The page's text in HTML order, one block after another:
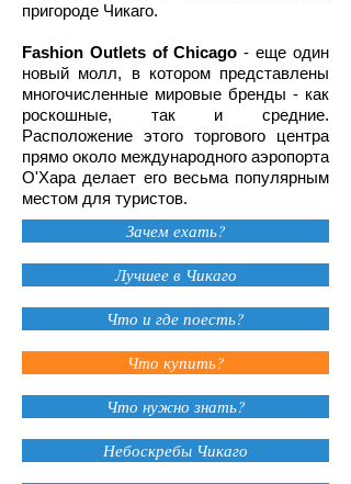
пригороде Чикаго.
Fashion Outlets of Chicago- еще один
новый молл, в котором представлены
многочисленные мировые бренды - как
роскошные, так и средние.
Расположение этого торгового центра
прямо около международного аэропорта
О'Хара делает его весьма популярным
местом для туристов.
Зачем ехать?
Лучшее в Чикаго
Что и где поесть?
Что купить?
Что нужно знать?
Небоскребы Чикаго